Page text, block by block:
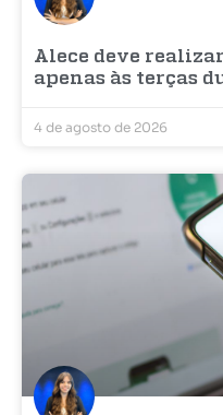
Alece deve
apenas às terças
4 de agosto de 2026